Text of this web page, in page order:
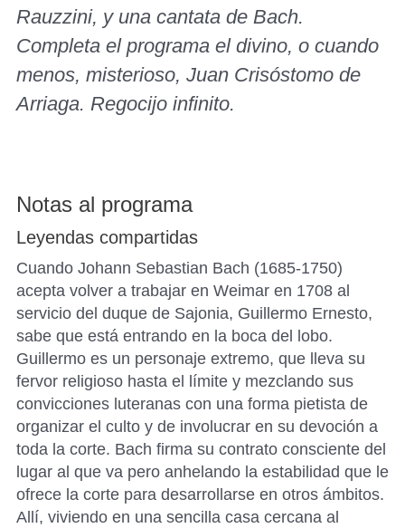
Rauzzini, y una cantata de Bach.
Completa el programa el divino, o cuando
menos, misterioso, Juan Crisóstomo de
Arriaga. Regocijo infinito.
Notas al programa
Leyendas compartidas
Cuando Johann Sebastian Bach (1685-1750)
acepta volver a trabajar en Weimar en 1708 al
servicio del duque de Sajonia, Guillermo Ernesto,
sabe que está entrando en la boca del lobo.
Guillermo es un personaje extremo, que lleva su
fervor religioso hasta el límite y mezclando sus
convicciones luteranas con una forma pietista de
organizar el culto y de involucrar en su devoción a
toda la corte. Bach firma su contrato consciente del
lugar al que va pero anhelando la estabilidad que le
ofrece la corte para desarrollarse en otros ámbitos.
Allí, viviendo en una sencilla casa cercana al